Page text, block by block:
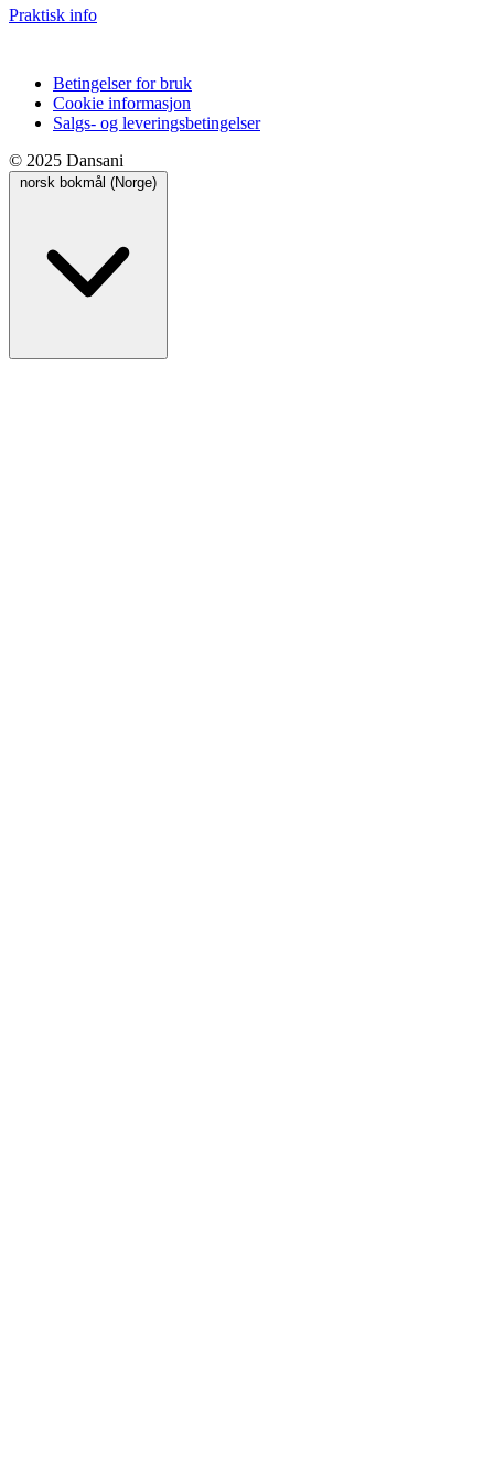
Praktisk info
Betingelser for bruk
Cookie informasjon
Salgs- og leveringsbetingelser
© 2025 Dansani
norsk bokmål (Norge)